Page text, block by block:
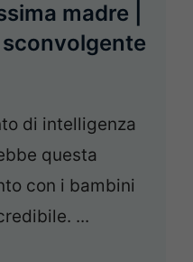
madre |
di intelligenza
questa
con i bambini
...